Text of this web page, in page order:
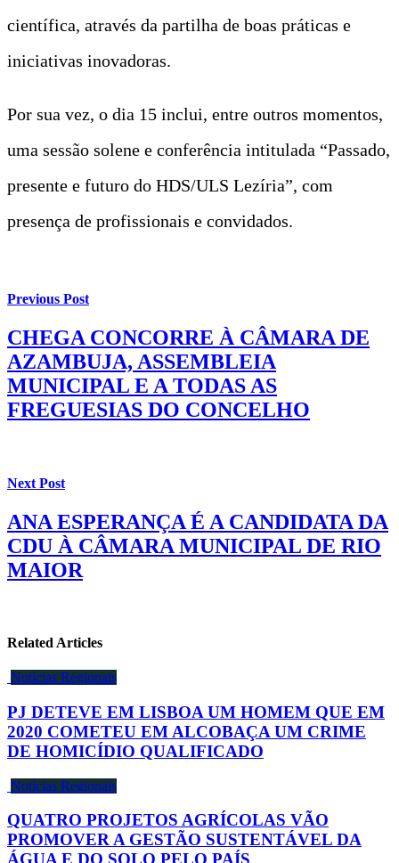
científica, através da partilha de boas práticas e
iniciativas inovadoras.
Por sua vez, o dia 15 inclui, entre outros momentos,
uma sessão solene e conferência intitulada “Passado,
presente e futuro do HDS/ULS Lezíria”, com
presença de profissionais e convidados.
Previous Post
CHEGA CONCORRE À CÂMARA DE
AZAMBUJA, ASSEMBLEIA
MUNICIPAL E A TODAS AS
FREGUESIAS DO CONCELHO
Next Post
ANA ESPERANÇA É A CANDIDATA DA
CDU À CÂMARA MUNICIPAL DE RIO
MAIOR
Related Articles
Notícias Regionais
PJ DETEVE EM LISBOA UM HOMEM QUE EM
2020 COMETEU EM ALCOBAÇA UM CRIME
DE HOMICÍDIO QUALIFICADO
Notícias Regionais
QUATRO PROJETOS AGRÍCOLAS VÃO
PROMOVER A GESTÃO SUSTENTÁVEL DA